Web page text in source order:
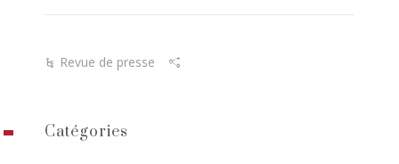
Revue de presse
Catégories